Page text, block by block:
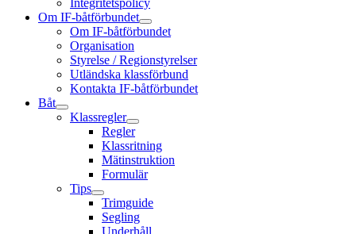
Integritetspolicy
Om IF-båtförbundet
Om IF-båtförbundet
Organisation
Styrelse / Regionstyrelser
Utländska klassförbund
Kontakta IF-båtförbundet
Båt
Klassregler
Regler
Klassritning
Mätinstruktion
Formulär
Tips
Trimguide
Segling
Underhåll